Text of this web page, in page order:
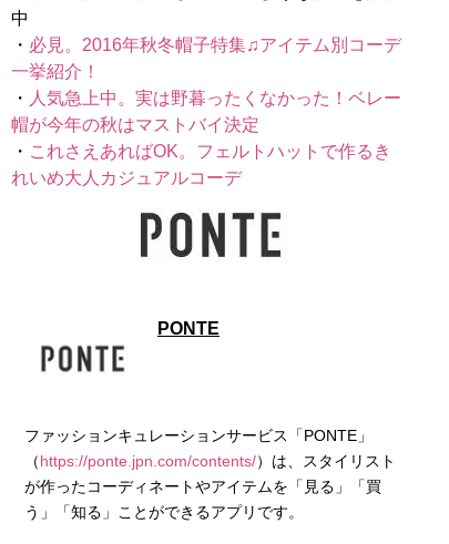
中
・ 必見。2016年秋冬帽子特集♫アイテム別コーデ
一挙紹介！
・ 人気急上中。実は野暮ったくなかった！ベレー
帽が今年の秋はマストバイ決定
・ これさえあればOK。フェルトハットで作るき
れいめ大人カジュアルコーデ
PONTE
ファッションキュレーションサービス「PONTE」
（https://ponte.jpn.com/contents/）は、スタイリスト
が作ったコーディネートやアイテムを「見る」「買